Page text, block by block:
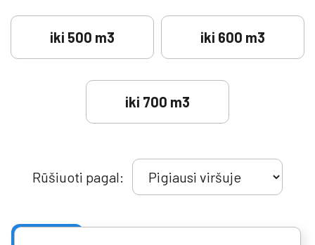
iki 500 m3 iki 600 m3
iki 700 m3
Rūšiuoti pagal: